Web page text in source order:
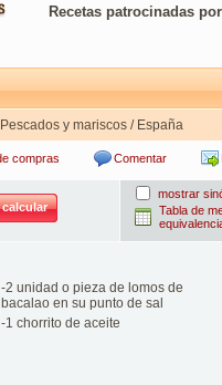
Recetas patrocinadas
y mariscos / España
compras Comentar
mostrar
Tabla de
-2 unidad o pieza de lomos de
bacalao en su punto de sal
-1 chorrito de aceite